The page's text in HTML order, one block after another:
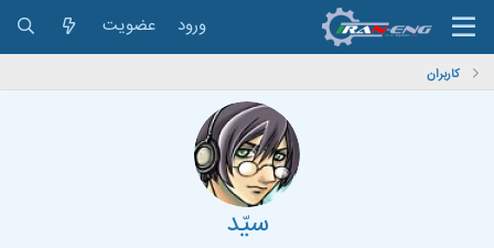
ورود عضویت
کاربران
سیّد